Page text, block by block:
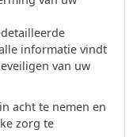
informatie vindt
van uw
acht te nemen en
zorg te